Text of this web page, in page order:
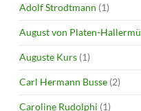
Adolf Strodtmann (1)
August von Platen-
Auguste Kurs (1)
Carl Hermann Busse (2)
Caroline Rudolphi (1)